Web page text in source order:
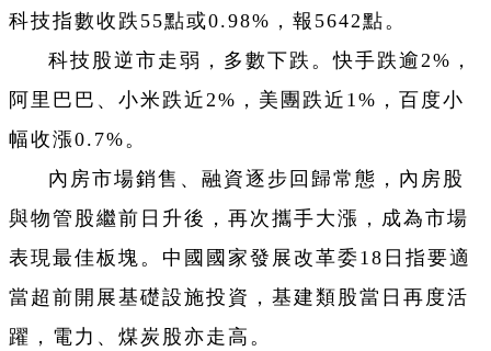
科技指數收跌55點或0.98%，報5642點。
科技股逆市走弱，多數下跌。快手跌逾2%，
阿里巴巴、小米跌近2%，美團跌近1%，百度小
幅收漲0.7%。
內房市場銷售、融資逐步回歸常態，內房股
與物管股繼前日升後，再次攜手大漲，成為市場
表現最佳板塊。中國國家發展改革委18日指要適
當超前開展基礎設施投資，基建類股當日再度活
躍，電力、煤炭股亦走高。